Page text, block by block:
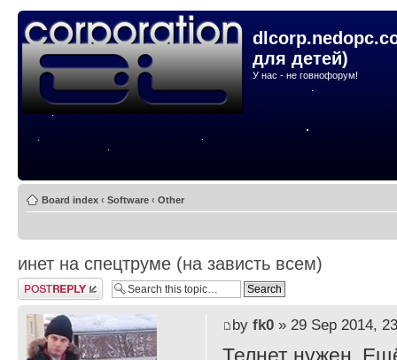
для детей)
У нас - не говнофорум!
Board index ‹ Software ‹ Other
инет на спецтруме (на зависть всем)
Post a reply
by fk0» 29 Sep 2014,